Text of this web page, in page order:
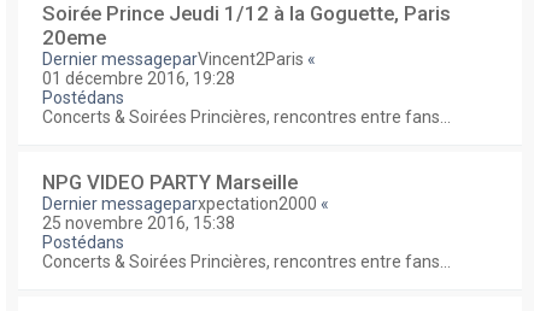
Soirée Prince Jeudi 1/12 à la Goguette, Paris
20eme
Dernier messageparVincent2Paris «
01 décembre 2016, 19:28
Postédans
Concerts & Soirées Princières, rencontres entre fans...
NPG VIDEO PARTY Marseille
Dernier messageparxpectation2000 «
25 novembre 2016, 15:38
Postédans
Concerts & Soirées Princières, rencontres entre fans...